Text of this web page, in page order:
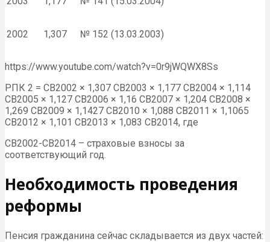
2002 1,307 № 152 (13.03.2003)
https://www.youtube.com/watch?v=0r9jWQWX8Ss
РПК 2 = СВ2002 × 1,307 СВ2003 × 1,177 СВ2004 × 1,114
СВ2005 × 1,127 СВ2006 × 1,16 СВ2007 × 1,204 СВ2008 ×
1,269 СВ2009 × 1,1427 СВ2010 × 1,088 СВ2011 × 1,1065
СВ2012 × 1,101 СВ2013 × 1,083 СВ2014, где
СВ2002-СВ2014 – страховые взносы за
соответствующий год.
Необходимость проведения
реформы
Пенсия гражданина сейчас складывается из двух частей: